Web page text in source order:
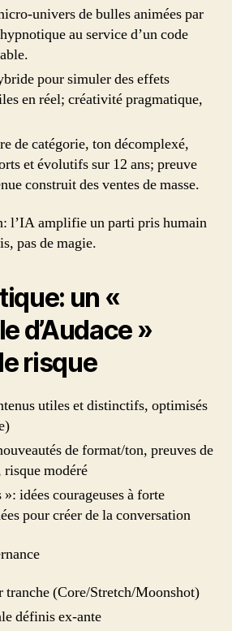
de bulles animées par
au service d’un code
pour simuler des effets
en réel; créativité pragmatique,
de catégorie, ton décomplexé,
et évolutifs sur 12 ans; preuve
construit des ventes de masse.
l’IA amplifie un parti pris humain
pas de magie.
un «
d’Audace »
risque
utiles et distinctifs, optimisés
de format/ton, preuves de
modéré
idées courageuses à forte
pour créer de la conversation
tranche (Core/Stretch/Moonshot)
définis ex‑ante